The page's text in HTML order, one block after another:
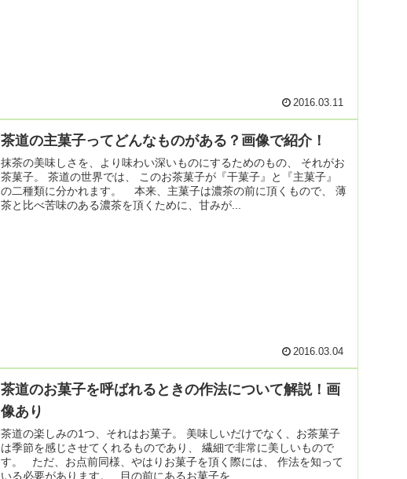
2016.03.11
茶道の主菓子ってどんなものがある？画像で紹介！
抹茶の美味しさを、より味わい深いものにするためのもの、 それがお
茶菓子。 茶道の世界では、 このお茶菓子が『干菓子』と『主菓子』
の二種類に分かれます。 本来、主菓子は濃茶の前に頂くもので、 薄
茶と比べ苦味のある濃茶を頂くために、甘みが...
2016.03.04
茶道のお菓子を呼ばれるときの作法について解説！画
像あり
茶道の楽しみの1つ、それはお菓子。 美味しいだけでなく、お茶菓子
は季節を感じさせてくれるものであり、 繊細で非常に美しいもので
す。 ただ、お点前同様、やはりお菓子を頂く際には、 作法を知って
いる必要があります。 目の前にあるお菓子を...